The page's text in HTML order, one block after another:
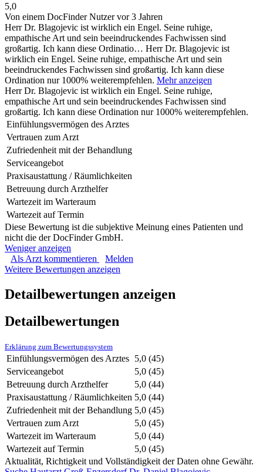
5,0
Von einem DocFinder Nutzervor 3 Jahren
Herr Dr. Blagojevic ist wirklich ein Engel. Seine ruhige,
empathische Art und sein beeindruckendes Fachwissen sind
großartig. Ich kann diese Ordinatio… Herr Dr. Blagojevic ist
wirklich ein Engel. Seine ruhige, empathische Art und sein
beeindruckendes Fachwissen sind großartig. Ich kann diese
Ordination nur 1000% weiterempfehlen. Mehr anzeigen
Herr Dr. Blagojevic ist wirklich ein Engel. Seine ruhige,
empathische Art und sein beeindruckendes Fachwissen sind
großartig. Ich kann diese Ordination nur 1000% weiterempfehlen.
Einfühlungsvermögen des Arztes
Vertrauen zum Arzt
Zufriedenheit mit der Behandlung
Serviceangebot
Praxisaustattung / Räumlichkeiten
Betreuung durch Arzthelfer
Wartezeit im Warteraum
Wartezeit auf Termin
Diese Bewertung ist die subjektive Meinung eines Patienten und
nicht die der DocFinder GmbH.
Weniger anzeigen
Als Arzt kommentieren
Melden
Weitere Bewertungen anzeigen
Detailbewertungen anzeigen
Detailbewertungen
Erklärung zum Bewertungssystem
Einfühlungsvermögen des Arztes 5,0 (45)
Serviceangebot
5,0 (45)
Betreuung durch Arzthelfer
5,0 (44)
Praxisaustattung / Räumlichkeiten 5,0 (44)
Zufriedenheit mit der Behandlung 5,0 (45)
Vertrauen zum Arzt
5,0 (45)
Wartezeit im Warteraum
5,0 (44)
Wartezeit auf Termin
5,0 (45)
Aktualität, Richtigkeit und Vollständigkeit der Daten ohne Gewähr.